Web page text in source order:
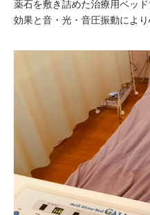
薬石を敷き詰めた治療用ベッ
効果と音・光・音圧振動によ